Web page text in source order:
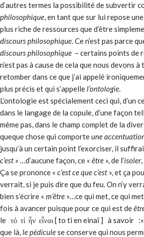
d’autres termes la possibilité de subvertir
philosophique, en tant que sur lui repose une
plus riche de ressources que d’être
discours philosophique. Ce n’est pas parce
discours philosophique – certains points de
n’est pas à cause de cela que nous devons
retomber dans ce que j’ai appelé
plus précis et qui s’appellel’ontologie.
L’ontologie est spécialement ceci qui, d’un
dans le langage de la copule, d’une façon
même pas, dans le champ complet de la
queque chose qui comporteune
jusqu’à un certain point l’exorciser, il
c’est» …d’aucune façon, ce « être », de l’isoler,
Ça se prononce « c’est ce que c’est», et ça
verrait, si je puis dire que du feu. On n’y
bien s’écrire « m’être »…ce qui met, ce qui
fois à avancer puisque pour ce qui est de
le τό τί ἦν εἶναι [ to ti en einaï ] à savoir :«
que là,le pédiculese conserve qui nous